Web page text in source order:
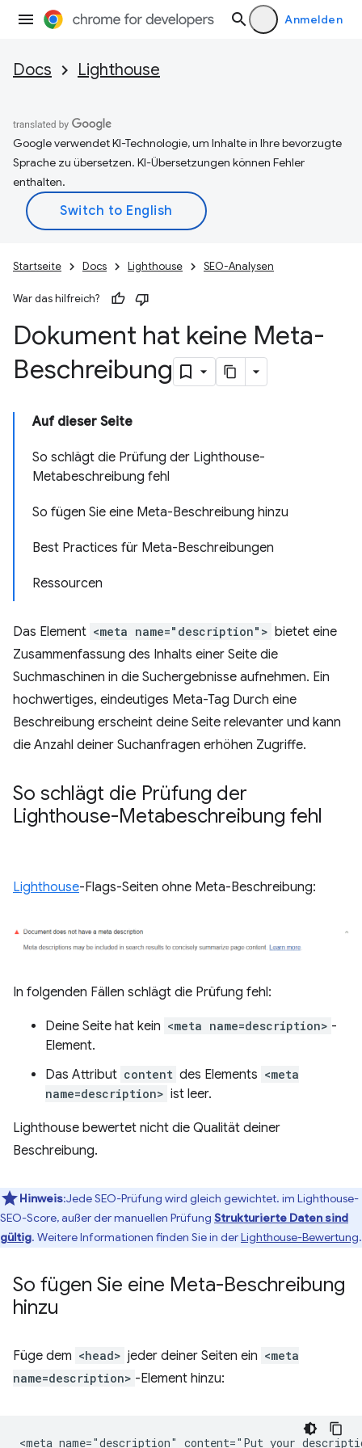
Anmelden
Docs Lighthouse
Google verwendet KI-Technologie, um Inhalte in Ihre bevorzugte
Sprache zu übersetzen. KI-Übersetzungen können Fehler
enthalten.
Startseite Docs Lighthouse SEO-Analysen
War das hilfreich?
Dokument hat keine Meta-
Beschreibung
Auf dieser Seite
So schlägt die Prüfung der Lighthouse-
Metabeschreibung fehl
So fügen Sie eine Meta-Beschreibung hinzu
Best Practices für Meta-Beschreibungen
Ressourcen
Das Element <meta name="description"> bietet eine
Zusammenfassung des Inhalts einer Seite die
Suchmaschinen in die Suchergebnisse aufnehmen. Ein
hochwertiges, eindeutiges Meta-Tag Durch eine
Beschreibung erscheint deine Seite relevanter und kann
die Anzahl deiner Suchanfragen erhöhen Zugriffe.
So schlägt die Prüfung der
Lighthouse-Metabeschreibung fehl
Lighthouse-Flags-Seiten ohne Meta-Beschreibung:
In folgenden Fällen schlägt die Prüfung fehl:
Deine Seite hat kein <meta name=description> -
Element.
Das Attribut content des Elements <meta
name=description> ist leer.
Lighthouse bewertet nicht die Qualität deiner
Beschreibung.
Hinweis:Jede SEO-Prüfung wird gleich gewichtet. im Lighthouse-
SEO-Score, außer der manuellen Prüfung Strukturierte Daten sind
gültig. Weitere Informationen finden Sie in derLighthouse-Bewertung.
So fügen Sie eine Meta-Beschreibung
hinzu
Füge dem <head> jeder deiner Seiten ein <meta
name=description> -Element hinzu: